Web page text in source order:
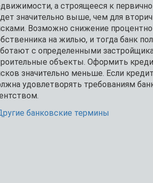
а строящееся к
значительно выше, чем для
Возможно снижение
на жилью, и тогда банк
с определенными
объекты. Оформить
значительно меньше. Если
удовлетворять требованиям
банковские термины